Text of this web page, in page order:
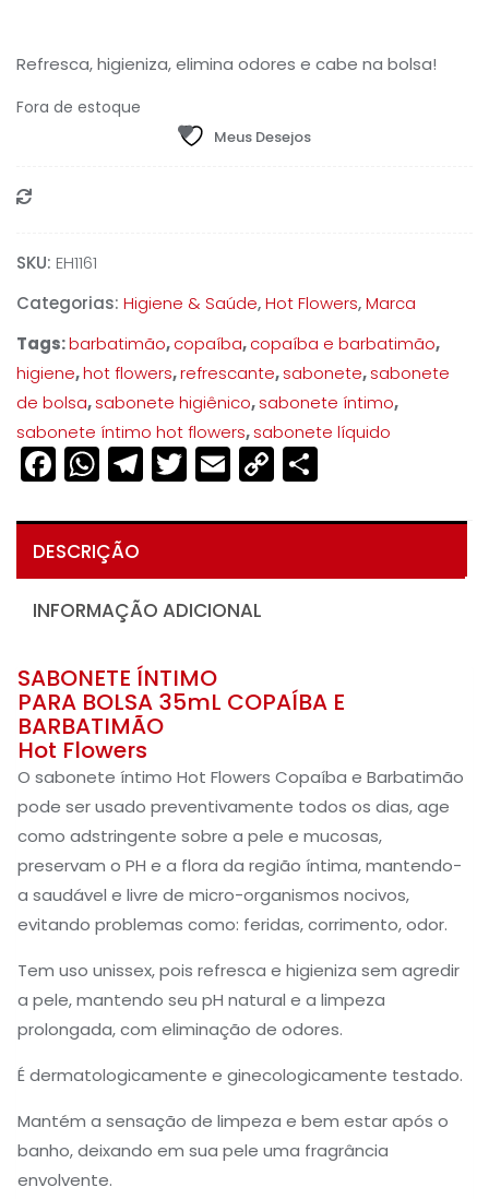
original
era:
R$19,97.
atual
R$11,97.
Refresca, higieniza, elimina odores e cabe na bolsa!
Fora de estoque
Meus Desejos
SKU: EH1161
Categorias: Higiene & Saúde,Hot Flowers,Marca
Tags:barbatimão,copaíba,copaíba e barbatimão,
higiene,hot flowers,refrescante,sabonete,sabonete
de bolsa,sabonete higiênico,sabonete íntimo,
sabonete íntimo hot flowers,sabonete líquido
Facebook
WhatsApp
Telegram
Twitter
Email
Copy
DESCRIÇÃO
INFORMAÇÃO ADICIONAL
SABONETE ÍNTIMO
PARA BOLSA 35mL COPAÍBA E
BARBATIMÃO
Hot Flowers
O sabonete íntimo Hot Flowers Copaíba e Barbatimão
pode ser usado preventivamente todos os dias, age
como adstringente sobre a pele e mucosas,
preservam o PH e a flora da região íntima, mantendo-
a saudável e livre de micro-organismos nocivos,
evitando problemas como: feridas, corrimento, odor.
Tem uso unissex, pois refresca e higieniza sem agredir
a pele, mantendo seu pH natural e a limpeza
prolongada, com eliminação de odores.
É dermatologicamente e ginecologicamente testado.
Mantém a sensação de limpeza e bem estar após o
banho, deixando em sua pele uma fragrância
envolvente.